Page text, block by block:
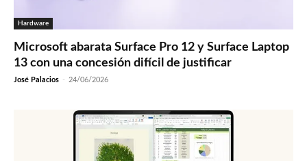
Hardware
Microsoft abarata Surface Pro 12 y Surface Laptop
13 con una concesión difícil de justificar
José Palacios - 24/06/2026